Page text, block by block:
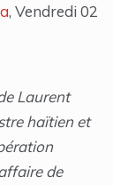
, Vendredi 02
Laurent
haïtien et
de